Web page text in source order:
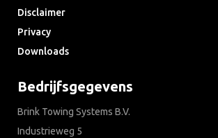
Disclaimer
Privacy
Downloads
Bedrijfsgegevens
Brink Towing Systems B.V.
Industrieweg 5